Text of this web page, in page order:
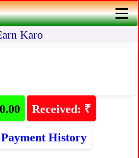
Karo
Received: ₹
Payment History